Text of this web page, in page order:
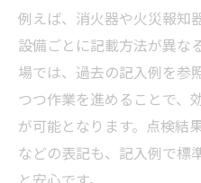
例えば、消火器や火災報知
設備ごとに記載方法が異な
場では、過去の記入例を参
つつ作業を進めることで、
が可能となります。点検結
などの表記も、記入例で標